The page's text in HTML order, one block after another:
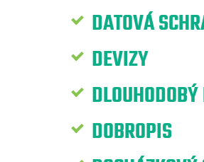
DATOVÁ
DEVIZY
DOBROPIS